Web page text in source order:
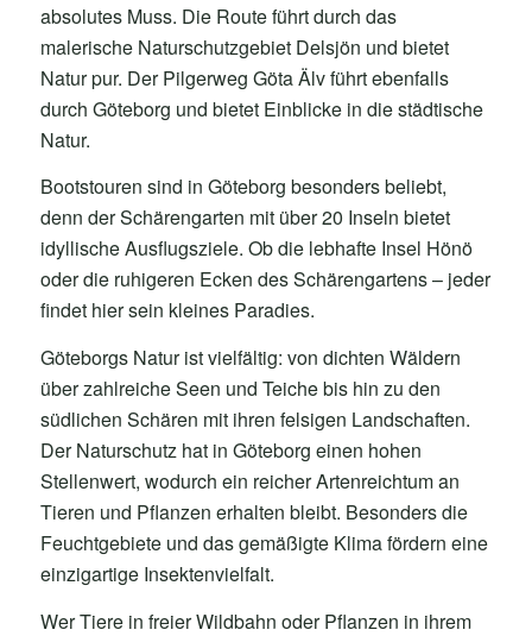
absolutes Muss. Die Route führt durch das
malerische Naturschutzgebiet Delsjön und bietet
Natur pur. Der Pilgerweg Göta Älv führt ebenfalls
durch Göteborg und bietet Einblicke in die städtische
Natur.
Bootstouren sind in Göteborg besonders beliebt,
denn der Schärengarten mit über 20 Inseln bietet
idyllische Ausflugsziele. Ob die lebhafte Insel Hönö
oder die ruhigeren Ecken des Schärengartens – jeder
findet hier sein kleines Paradies.
Göteborgs Natur ist vielfältig: von dichten Wäldern
über zahlreiche Seen und Teiche bis hin zu den
südlichen Schären mit ihren felsigen Landschaften.
Der Naturschutz hat in Göteborg einen hohen
Stellenwert, wodurch ein reicher Artenreichtum an
Tieren und Pflanzen erhalten bleibt. Besonders die
Feuchtgebiete und das gemäßigte Klima fördern eine
einzigartige Insektenvielfalt.
Wer Tiere in freier Wildbahn oder Pflanzen in ihrem